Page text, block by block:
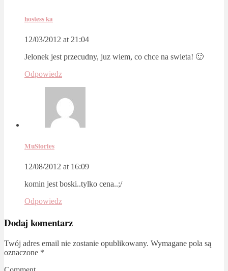
hostess ka
12/03/2012 at 21:04
Jelonek jest przecudny, juz wiem, co chce na swieta! 🙂
Odpowiedz
MuStories
12/08/2012 at 16:09
komin jest boski..tylko cena..;/
Odpowiedz
Dodaj komentarz
Twój adres email nie zostanie opublikowany. Wymagane pola są
oznaczone *